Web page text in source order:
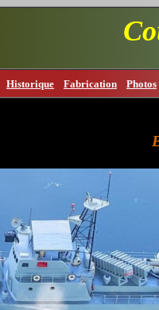
Historique Fabrication Photos